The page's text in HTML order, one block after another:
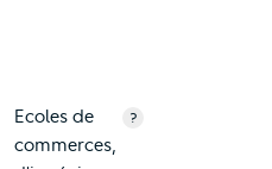
Ecoles de
commerces,
?